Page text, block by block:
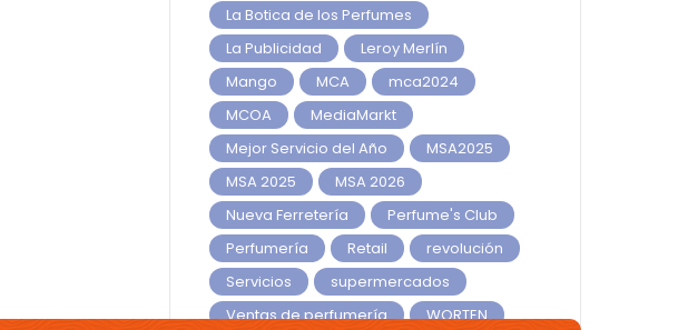
La Botica de los Perfumes
La Publicidad
Leroy Merlín
Mango
MCA
mca2024
MCOA
MediaMarkt
Mejor Servicio del Año
MSA2025
MSA 2025
MSA 2026
Nueva Ferretería
Perfume's Club
Perfumería
Retail
revolución
Servicios
supermercados
Ventas de perfumería
WORTEN